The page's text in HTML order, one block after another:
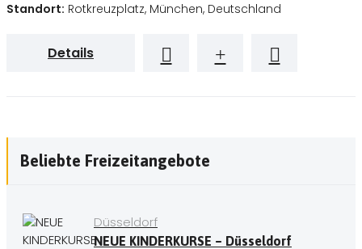
Standort: Rotkreuzplatz, München, Deutschland
Details
Beliebte Freizeitangebote
Düsseldorf
NEUE KINDERKURSE – Düsseldorf